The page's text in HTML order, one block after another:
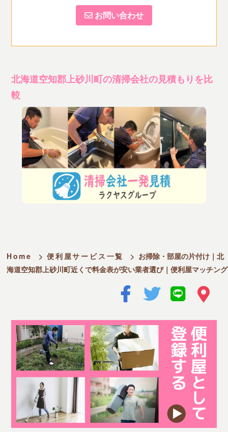
お問い合わせ
北海道空知郡上砂川町の清掃会社の見積もりを比
較
Home > 便利屋サービス一覧 > お掃除・部屋の片付け｜北
海道空知郡上砂川町近くで料金表が安い業者選び｜便利屋マッチング